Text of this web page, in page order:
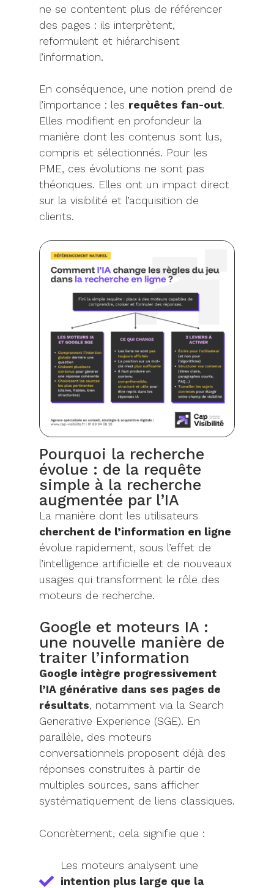
ne se contentent plus de référencer
des pages : ils interprètent,
reformulent et hiérarchisent
l’information.
En conséquence, une notion prend de
l’importance : les requêtes fan-out.
Elles modifient en profondeur la
manière dont les contenus sont lus,
compris et sélectionnés. Pour les
PME, ces évolutions ne sont pas
théoriques. Elles ont un impact direct
sur la visibilité et l’acquisition de
clients.
Pourquoi la recherche
évolue : de la requête
simple à la recherche
augmentée par l’IA
La manière dont les utilisateurs
cherchent de l’information en ligne
évolue rapidement, sous l’effet de
l’intelligence artificielle et de nouveaux
usages qui transforment le rôle des
moteurs de recherche.
Google et moteurs IA :
une nouvelle manière de
traiter l’information
Google intègre progressivement
l’IA générative dans ses pages de
résultats, notamment via la Search
Generative Experience (SGE). En
parallèle, des moteurs
conversationnels proposent déjà des
réponses construites à partir de
multiples sources, sans afficher
systématiquement de liens classiques.
Concrètement, cela signifie que :
Les moteurs analysent une
intention plus large que la